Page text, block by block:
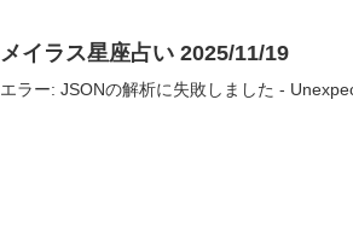
メイラス星座占い 2025/11/19
エラー: JSONの解析に失敗しました -